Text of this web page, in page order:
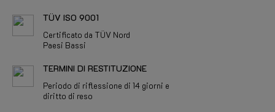
TÜV ISO 9001
Certificato da TÜV Nord
Paesi Bassi
TERMINI DI RESTITUZIONE
Periodo di riflessione di 14 giorni e
diritto di reso